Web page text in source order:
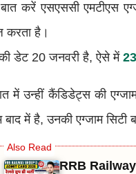
करें एसएससी एमटीएस
करता है।
डेट 20 जनवरी है, ऐसे में
में उन्हीं कैंडिडेट्स की एग्जाम
बाद में है, उनकी एग्जाम
RRB Railway Group D Admit Card 2026